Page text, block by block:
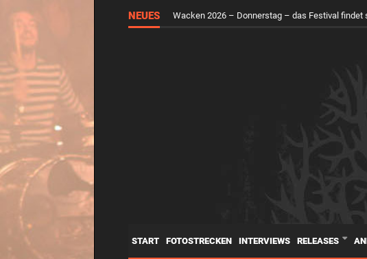
NEUES Wacken 2026 – Donnerstag – das Festival findet
START FOTOSTRECKEN INTERVIEWS RELEASES